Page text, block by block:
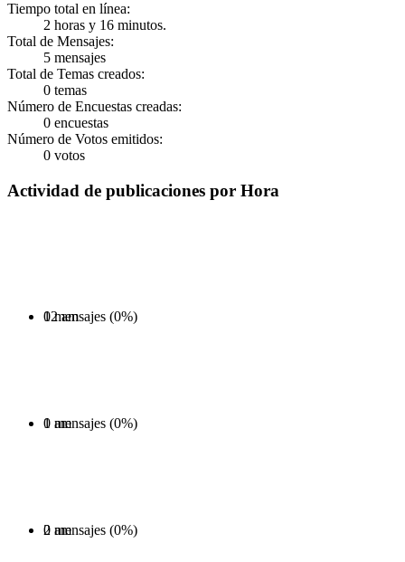
Tiempo total en línea:
2 horas y 16 minutos.
Total de Mensajes:
5 mensajes
Total de Temas creados:
0 temas
Número de Encuestas creadas:
0 encuestas
Número de Votos emitidos:
0 votos
Actividad de publicaciones por Hora
0 mensajes (0%)
12 am
0 mensajes (0%)
1 am
0 mensajes (0%)
2 am